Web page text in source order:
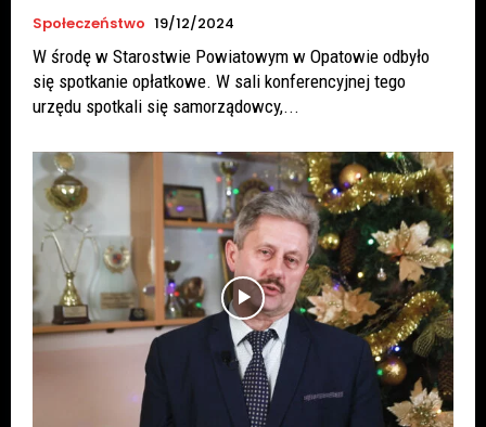
Społeczeństwo 19/12/2024
W środę w Starostwie Powiatowym w Opatowie odbyło
się spotkanie opłatkowe. W sali konferencyjnej tego
urzędu spotkali się samorządowcy,...